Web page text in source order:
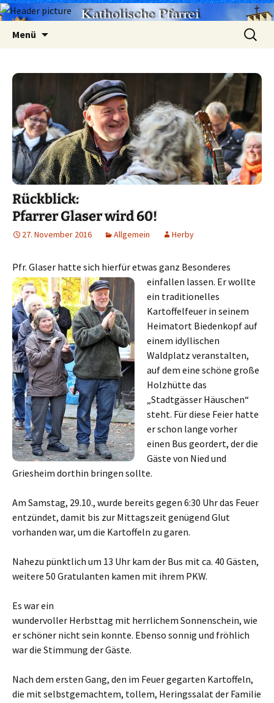
Menü
Suchen
nach:
Rückblick:
Pfarrer Glaser wird 60!
27. November 2016 Allgemein Herby
Pfr. Glaser hatte sich hierfür etwas ganz Besonderes
einfallen lassen. Er wollte
ein traditionelles
Kartoffelfeuer in seinem
Heimatort Biedenkopf auf
einem idyllischen
Waldplatz veranstalten,
auf dem eine schöne große
Holzhütte das
„Stadtgässer Häuschen“
steht. Für diese Feier hatte
er schon lange vorher
einen Bus geordert, der die
Gäste von Nied und
Griesheim dorthin bringen sollte.
Am Samstag, 29.10., wurde bereits gegen 6:30 Uhr das Feuer
entzündet, damit bis zur Mittagszeit genügend Glut
vorhanden war, um die Kartoffeln zu garen.
Nahezu pünktlich um 13 Uhr kam der Bus mit ca. 40 Gästen,
weitere 50 Gratulanten kamen mit ihrem PKW.
Es war ein
wundervoller Herbsttag mit herrlichem Sonnenschein, wie
er schöner nicht sein konnte. Ebenso sonnig und fröhlich
war die Stimmung der Gäste.
Nach dem ersten Gang, den im Feuer gegarten Kartoffeln,
die mit selbstgemachtem, tollem, Heringssalat der Familie